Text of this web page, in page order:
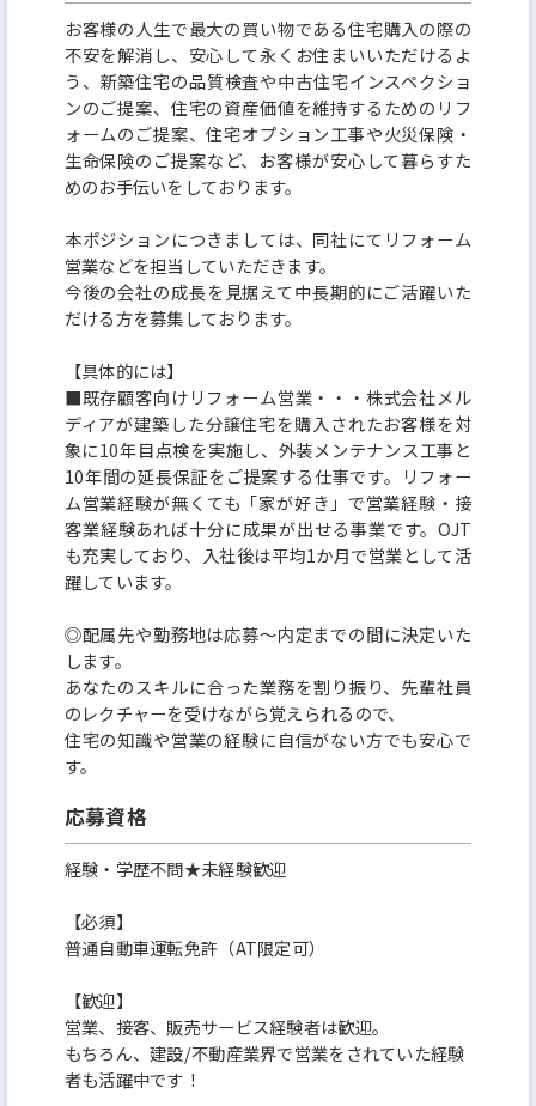
く、その環境に住まう人々の生活を豊かにすること
に繋がっていると考えており、家づくりに一切の妥協
はありません。
◎正当な評価制度
年齢や社歴に関係なく、全ての社員にチャンスのあ
る評価制度となっています。会社が大きなビジョンを
掲げているからこそ、個人実績だけでなくチームで
の実績も評価の重要項目となっています。お客様のた
って働ける環境となっています。
◎風通しの良さ
新卒中途に関係なく誰もがすぐに馴染める社風で
す。20代30代の若手社員が多く、職場では上司や先
輩とも気軽に話せる雰囲気で非常に活気のある職場
です。同業種からの転職者はもちろん、最近では異
業種からの未経験入社も増えています。
お客様の人生で最大の買い物である住宅購入の際の
不安を解消し、安心して永くお住まいいただけるよ
う、新築住宅の品質検査や中古住宅インスペクショ
ンのご提案、住宅の資産価値を維持するためのリフ
ォームのご提案、住宅オプション工事や火災保険・
生命保険のご提案など、お客様が安心して暮らすた
めのお手伝いをしております。
本ポジションにつきましては、同社にてリフォーム
営業などを担当していただきます。
今後の会社の成長を見据えて中長期的にご活躍いた
だける方を募集しております。
【具体的には】
■既存顧客向けリフォーム営業・・・株式会社メル
ディアが建築した分譲住宅を購入されたお客様を対
象に10年目点検を実施し、外装メンテナンス工事と
10年間の延長保証をご提案する仕事です。リフォー
ム営業経験が無くても「家が好き」で営業経験・接
客業経験あれば十分に成果が出せる事業です。OJT
も充実しており、入社後は平均1か月で営業として活
躍しています。
◎配属先や勤務地は応募～内定までの間に決定いた
します。
あなたのスキルに合った業務を割り振り、先輩社員
のレクチャーを受けながら覚えられるので、
住宅の知識や営業の経験に自信がない方でも安心で
す。
応募資格
経験・学歴不問★未経験歓迎
【必須】
普通自動車運転免許（AT限定可）
【歓迎】
営業、接客、販売サービス経験者は歓迎。
もちろん、建設/不動産業界で営業をされていた経験
者も活躍中です！